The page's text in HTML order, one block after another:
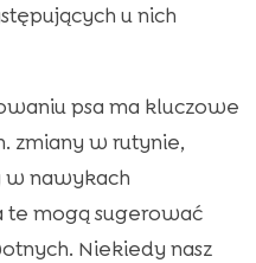
u nich
psa ma kluczowe
zmiany w rutynie,
w nawykach
te mogą sugerować
Niekiedy nasz